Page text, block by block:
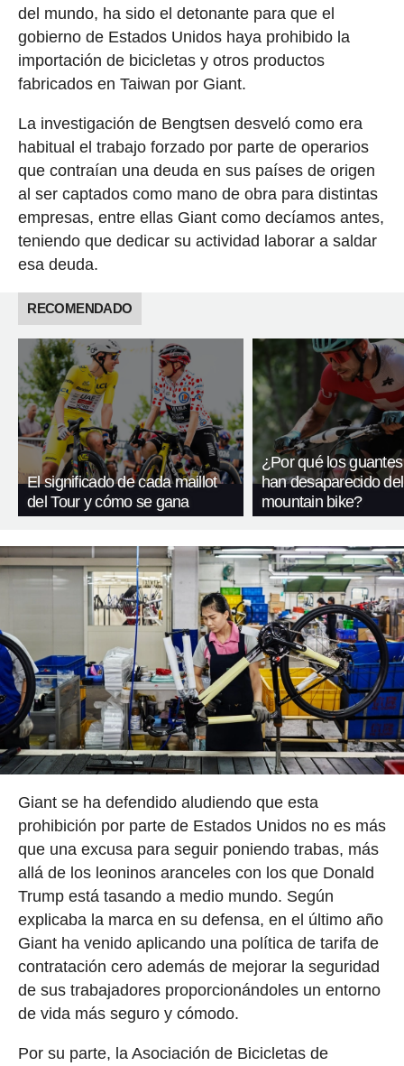
del mundo, ha sido el detonante para que el
gobierno de Estados Unidos haya prohibido la
importación de bicicletas y otros productos
fabricados en Taiwan por Giant.
La investigación de Bengtsen desveló como era
habitual el trabajo forzado por parte de operarios
que contraían una deuda en sus países de origen
al ser captados como mano de obra para distintas
empresas, entre ellas Giant como decíamos antes,
teniendo que dedicar su actividad laborar a saldar
esa deuda.
RECOMENDADO
El significado de cada maillot
del Tour y cómo se gana
¿Por qué los
han desaparecido del
mountain bike?
Giant se ha defendido aludiendo que esta
prohibición por parte de Estados Unidos no es más
que una excusa para seguir poniendo trabas, más
allá de los leoninos aranceles con los que Donald
Trump está tasando a medio mundo. Según
explicaba la marca en su defensa, en el último año
Giant ha venido aplicando una política de tarifa de
contratación cero además de mejorar la seguridad
de sus trabajadores proporcionándoles un entorno
de vida más seguro y cómodo.
Por su parte, la Asociación de Bicicletas de